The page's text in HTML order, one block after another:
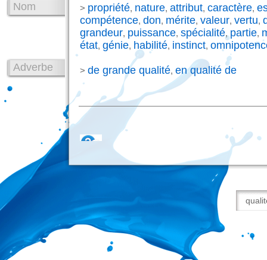
Nom > propriété, nature, attribut, caractère,
compétence, don, mérite, valeur, vertu,
grandeur, puissance, spécialité, partie,
état, génie, habilité, instinct,
Adverbe
> de grande qualité, en qualité de